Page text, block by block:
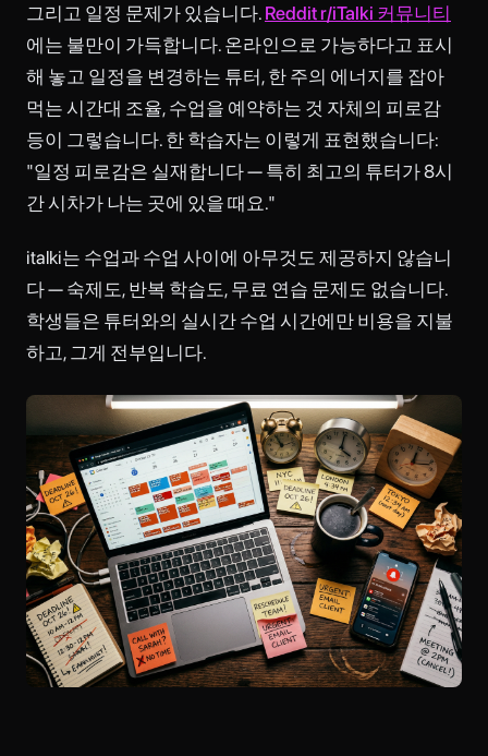
그리고 일정 문제가 있습니다. Reddit r/iTalki 커뮤니티
에는 불만이 가득합니다. 온라인으로 가능하다고 표시
해 놓고 일정을 변경하는 튜터, 한 주의 에너지를 잡아
먹는 시간대 조율, 수업을 예약하는 것 자체의 피로감
등이 그렇습니다. 한 학습자는 이렇게 표현했습니다:
"일정 피로감은 실재합니다 — 특히 최고의 튜터가 8시
간 시차가 나는 곳에 있을 때요."
italki는 수업과 수업 사이에 아무것도 제공하지 않습니
다 — 숙제도, 반복 학습도, 무료 연습 문제도 없습니다.
학생들은 튜터와의 실시간 수업 시간에만 비용을 지불
하고, 그게 전부입니다.